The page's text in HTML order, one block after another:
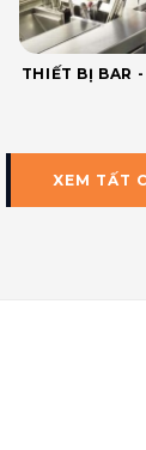
THIẾT BỊ BAR -
XEM TẤT